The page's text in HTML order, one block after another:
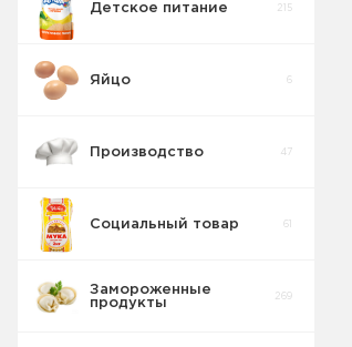
Детское питание 215
Яйцо 6
Производство 47
Социальный товар 61
Замороженные
продукты
269